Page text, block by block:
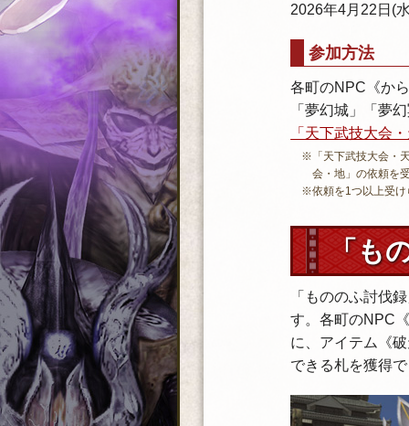
2026年4月22日(
参加方法
各町のNPC《か
「夢幻城」「夢
「天下武技大会
※「天下武技大会・
会・地」の依頼を
※依頼を1つ以上受け
「も
「もののふ討伐
す。各町のNPC
に、アイテム《
できる札を獲得